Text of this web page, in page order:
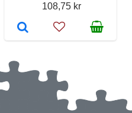
108,75 kr